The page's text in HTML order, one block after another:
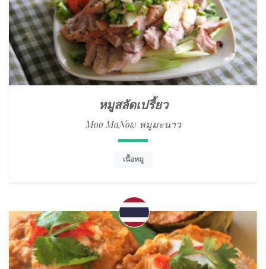
หมูสลัดเปรี้ยว
Moo MaNow หมูมะนาว
เนื้อหมู